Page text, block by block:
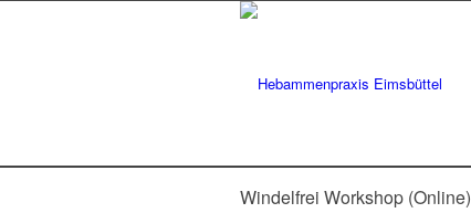
Windelfrei Workshop (Online)